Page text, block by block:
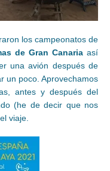
los campeonatos de
de Gran Canaria así
una avión después de
un poco. Aprovechamos
antes y después del
(he de decir que nos
viaje.